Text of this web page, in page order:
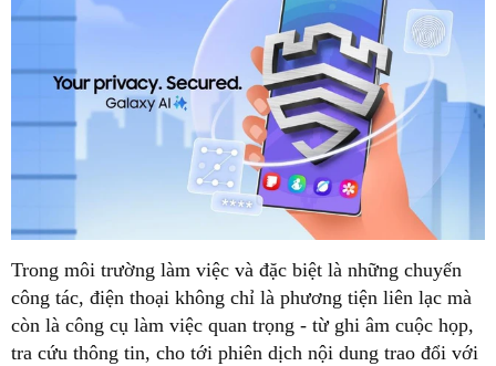
Trong môi trường làm việc và đặc biệt là những chuyến
công tác, điện thoại không chỉ là phương tiện liên lạc mà
còn là công cụ làm việc quan trọng - từ ghi âm cuộc họp,
tra cứu thông tin, cho tới phiên dịch nội dung trao đổi với